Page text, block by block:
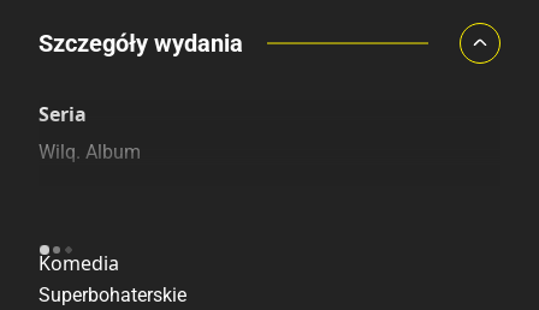
Porównaj ceny
Szczegóły wydania
Seria
Wilq. Album
Komedia
Superbohaterskie